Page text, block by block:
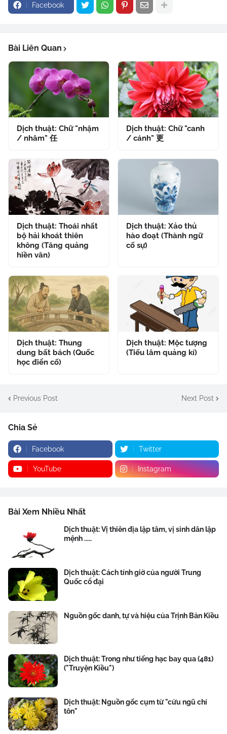
Facebook
Bài Liên Quan
Dịch thuật: Chữ "nhậm
/ nhâm" 任
Dịch thuật: Chữ "canh
/ cánh" 更
Dịch thuật: Thoái nhất
bộ hải khoát thiên
không (Tăng quảng
hiền văn)
Dịch thuật: Xảo thủ
hào đoạt (Thành ngữ
cố sự)
Dịch thuật: Thung
dung bất bách (Quốc
học điển cố)
Dịch thuật: Mộc tượng
(Tiếu lâm quảng kí)
Previous Post Next Post
Chia Sẻ
Facebook Twitter
YouTube Instagram
Bài Xem Nhiều Nhất
Dịch thuật: Vị thiên địa lập tâm, vị sinh dân lập
mệnh .....
Dịch thuật: Cách tính giờ của người Trung
Quốc cổ đại
Nguồn gốc danh, tự và hiệu của Trịnh Bản Kiều
Dịch thuật: Trong như tiếng hạc bay qua (481)
("Truyện Kiều")
Dịch thuật: Nguồn gốc cụm từ "cửu ngũ chí
tôn"